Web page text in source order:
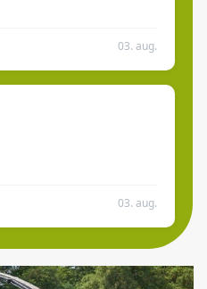
03. aug.
03. aug.